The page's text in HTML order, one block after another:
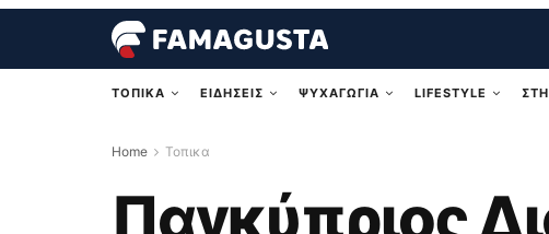
ΤΟΠΙΚΑ ΕΙΔΗΣΕΙΣ ΨΥΧΑΓΩΓΙΑ LIFESTYLE
Home Τοπικα
Παγκύπριος